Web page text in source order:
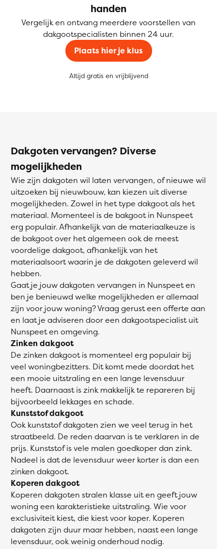
handen
Vergelijk en ontvang meerdere voorstellen van
dakgootspecialisten binnen 24 uur.
Plaats hier je klus
Altijd gratis en vrijblijvend
Dakgoten vervangen? Diverse
mogelijkheden
Wie zijn dakgoten wil laten vervangen, of nieuwe wil
uitzoeken bij nieuwbouw, kan kiezen uit diverse
mogelijkheden. Zowel in het type dakgoot als het
materiaal. Momenteel is de bakgoot in Nunspeet
erg populair. Afhankelijk van de materiaalkeuze is
de bakgoot over het algemeen ook de meest
voordelige dakgoot, afhankelijk van het
materiaalsoort waarin je de dakgoten geleverd wil
hebben.
Gaat je jouw dakgoten vervangen in Nunspeet en
ben je benieuwd welke mogelijkheden er allemaal
zijn voor jouw woning? Vraag gerust een offerte aan
en laat je adviseren door een dakgootspecialist uit
Nunspeet en omgeving.
Zinken dakgoot
De zinken dakgoot is momenteel erg populair bij
veel woningbezitters. Dit komt mede doordat het
een mooie uitstraling en een lange levensduur
heeft. Daarnaast is zink makkelijk te repareren bij
bijvoorbeeld lekkages en schade.
Kunststof dakgoot
Ook kunststof dakgoten zien we veel terug in het
straatbeeld. De reden daarvan is te verklaren in de
prijs. Kunststof is vele malen goedkoper dan zink.
Nadeel is dat de levensduur weer korter is dan een
zinken dakgoot.
Koperen dakgoot
Koperen dakgoten stralen klasse uit en geeft jouw
woning een karakteristieke uitstraling. Wie voor
exclusiviteit kiest, die kiest voor koper. Koperen
dakgoten zijn duur maar hebben, naast een lange
levensduur, ook weinig onderhoud nodig.